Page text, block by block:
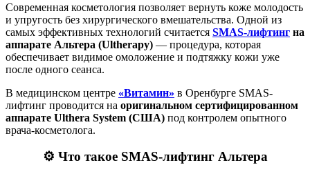
Современная косметология позволяет вернуть коже молодость
и упругость без хирургического вмешательства. Одной из
самых эффективных технологий считается SMAS-лифтинг на
аппарате Альтера (Ultherapy) — процедура, которая
обеспечивает видимое омоложение и подтяжку кожи уже
после одного сеанса.
В медицинском центре «Витамин» в Оренбурге SMAS-
лифтинг проводится на оригинальном сертифицированном
аппарате Ulthera System (США) под контролем опытного
врача-косметолога.
⚙️ Что такое SMAS-лифтинг Альтера